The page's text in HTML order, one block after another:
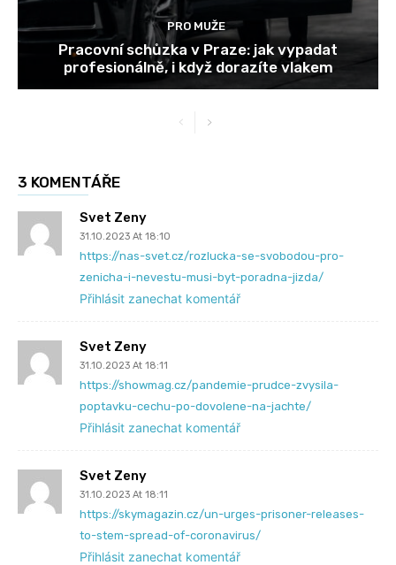
PRO MUŽE
Pracovní schůzka v Praze: jak vypadat
profesionálně, i když dorazíte vlakem
3 KOMENTÁŘE
Svet Zeny
31.10.2023 At 18:10
https://nas-svet.cz/rozlucka-se-svobodou-pro-
zenicha-i-nevestu-musi-byt-poradna-jizda/
Přihlásit zanechat komentář
Svet Zeny
31.10.2023 At 18:11
https://showmag.cz/pandemie-prudce-zvysila-
poptavku-cechu-po-dovolene-na-jachte/
Přihlásit zanechat komentář
Svet Zeny
31.10.2023 At 18:11
https://skymagazin.cz/un-urges-prisoner-releases-
to-stem-spread-of-coronavirus/
Přihlásit zanechat komentář